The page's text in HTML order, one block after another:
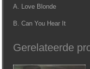
A. Love Blonde
B. Can You Hear It
Gerelateerde